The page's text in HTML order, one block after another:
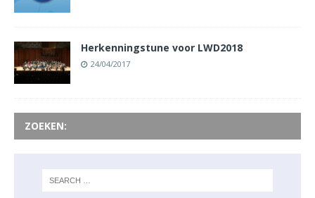
Herkenningstune voor LWD2018
24/04/2017
ZOEKEN: